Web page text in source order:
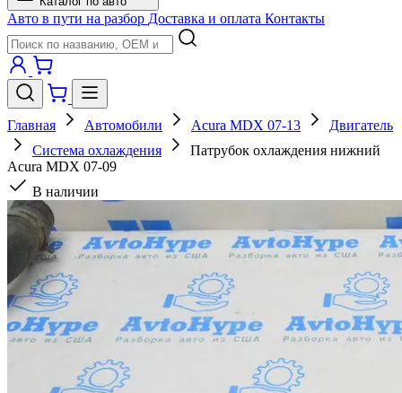
Авто в пути на разбор Доставка и оплата Контакты
Главная Автомобили Acura MDX 07-13
Двигатель
Система охлаждения
Патрубок охлаждения нижний
Acura MDX 07-09
В наличии